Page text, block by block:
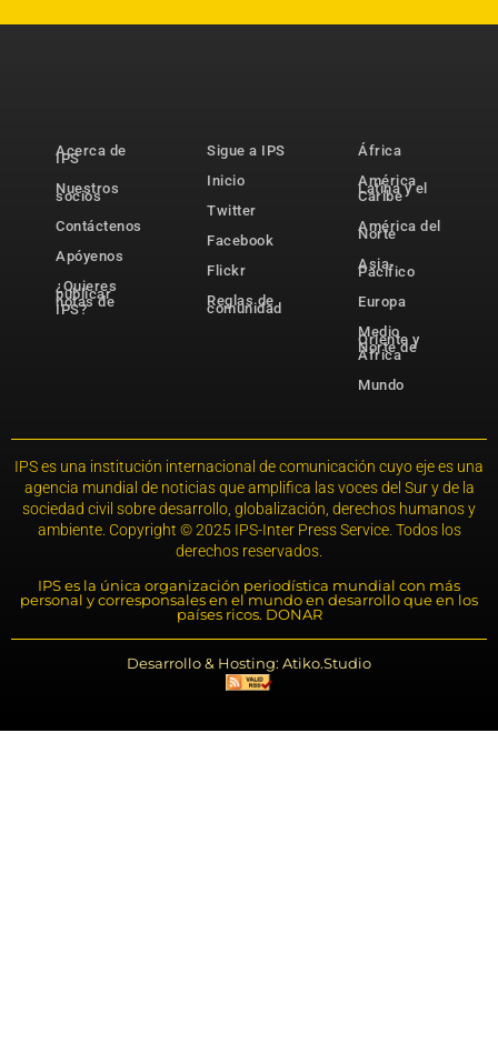
Acerca de
IPS
Nuestros
socios
Contáctenos
Apóyenos
¿Quieres
publicar
notas de
IPS?
Sigue a IPS
Inicio
Twitter
Facebook
Flickr
Reglas de
comunidad
África
América
Latina y el
Caribe
América del
Norte
Asia-
Pacífico
Europa
Medio
Oriente y
Norte de
África
Mundo
IPS es una institución internacional de comunicación cuyo eje es una
agencia mundial de noticias que amplifica las voces del Sur y de la
sociedad civil sobre desarrollo, globalización, derechos humanos y
ambiente. Copyright © 2025 IPS-Inter Press Service. Todos los
derechos reservados.
IPS es la única organización periodística mundial con más
personal y corresponsales en el mundo en desarrollo que en los
países ricos. DONAR
Desarrollo & Hosting: Atiko.Studio